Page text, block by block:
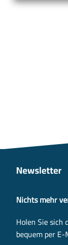
Newsletter
Nichts mehr
Holen Sie sich
bequem per